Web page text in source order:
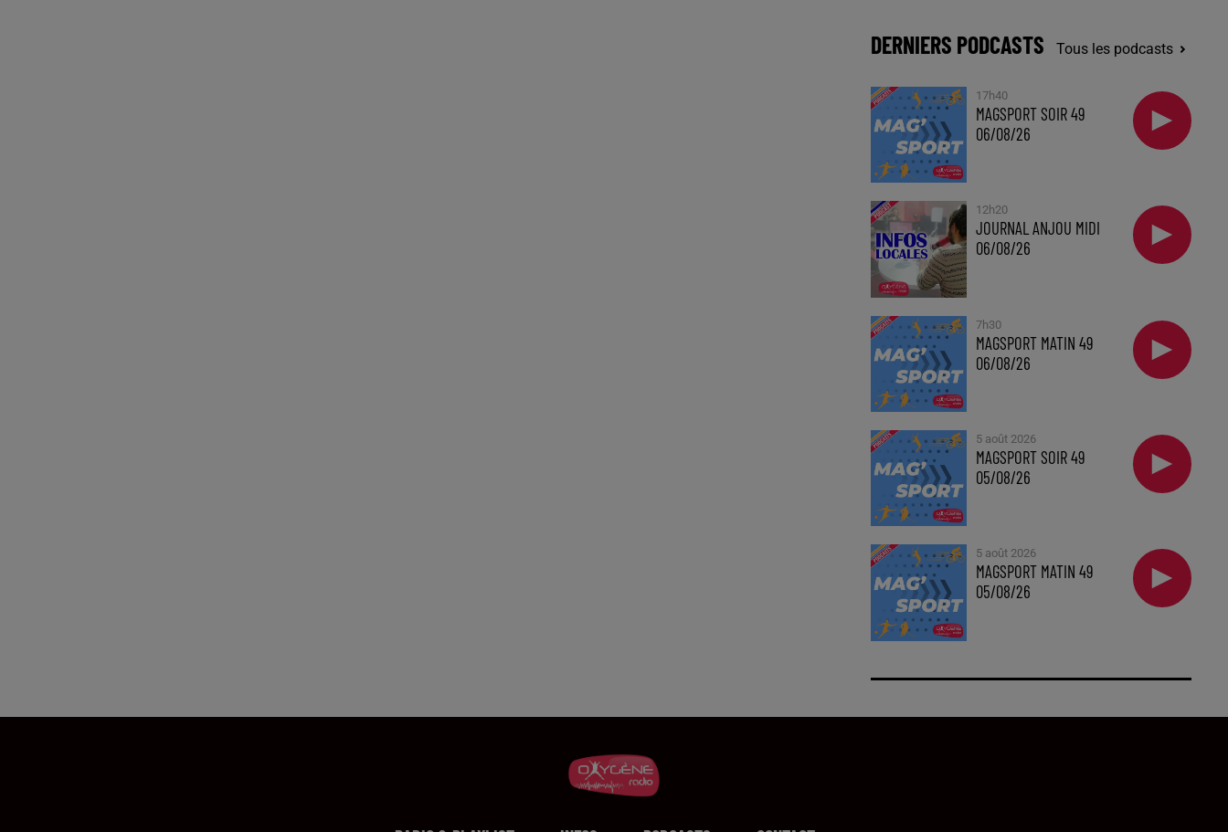
DERNIERS PODCASTS Tous les podcasts
17h40
MAGSPORT SOIR 49
06/08/26
12h20
JOURNAL ANJOU MIDI
06/08/26
7h30
MAGSPORT MATIN 49
06/08/26
5 août 2026
MAGSPORT SOIR 49
05/08/26
5 août 2026
MAGSPORT MATIN 49
05/08/26